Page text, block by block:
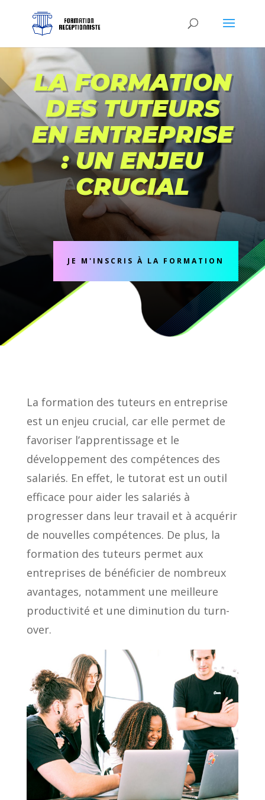
LA FORMATION
DES TUTEURS
EN ENTREPRISE
: UN ENJEU
CRUCIAL
JE M'INSCRIS À LA FORMATION
La formation des tuteurs en entreprise
est un enjeu crucial, car elle permet de
favoriser l’apprentissage et le
développement des compétences des
salariés. En effet, le tutorat est un outil
efficace pour aider les salariés à
progresser dans leur travail et à acquérir
de nouvelles compétences. De plus, la
formation des tuteurs permet aux
entreprises de bénéficier de nombreux
avantages, notamment une meilleure
productivité et une diminution du turn-
over.